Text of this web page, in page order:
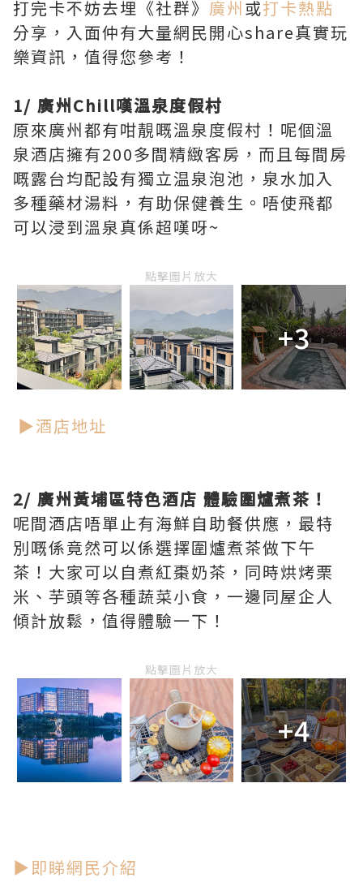
打完卡不妨去埋《社群》 廣州或打卡熱點
分享，入面仲有大量網民開心share真實玩
樂資訊，值得您參考！
1/ 廣州Chill嘆溫泉度假村
原來廣州都有咁靚嘅溫泉度假村！呢個溫
泉酒店擁有200多間精緻客房，而且每間房
嘅露台均配設有獨立温泉泡池，泉水加入
多種藥材湯料，有助保健養生。唔使飛都
可以浸到溫泉真係超嘆呀~
點擊圖片放大
+3
▶酒店地址
2/ 廣州黃埔區特色酒店 體驗圍爐煮茶！
呢間酒店唔單止有海鮮自助餐供應，最特
別嘅係竟然可以係選擇圍爐煮茶做下午
茶！大家可以自煮紅棗奶茶，同時烘烤栗
米、芋頭等各種蔬菜小食，一邊同屋企人
傾計放鬆，值得體驗一下！
點擊圖片放大
+4
▶即睇網民介紹